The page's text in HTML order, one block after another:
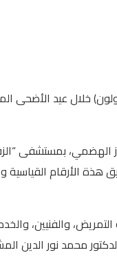
56 حالة منظار جهاز هضمي
الصحة بالشرقية أن الشرقية تضم
الأرقام
والفنيين،
محمد نور الدين